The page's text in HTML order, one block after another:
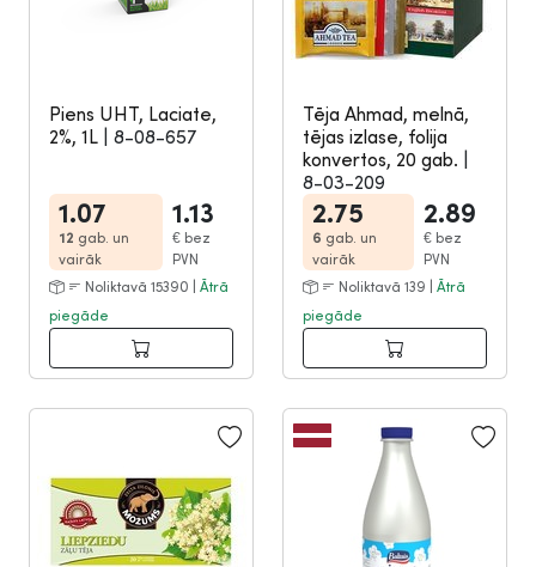
Piens UHT, Laciate,
2%, 1L
8-08-657
1.07
12 gab. un
vairāk
1.13
€ bez
PVN
Noliktavā 15390 | Ātrā
piegāde
Tēja Ahmad, melnā,
tējas izlase, folija
konvertos, 20 gab.
8-03-209
2.75
6 gab. un
vairāk
2.89
€ bez
PVN
Noliktavā 139 | Ātrā
piegāde